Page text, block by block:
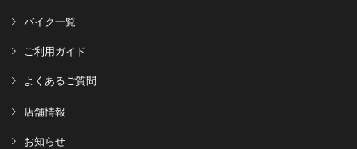
バイク一覧
ご利用ガイド
よくあるご質問
店舗情報
お知らせ